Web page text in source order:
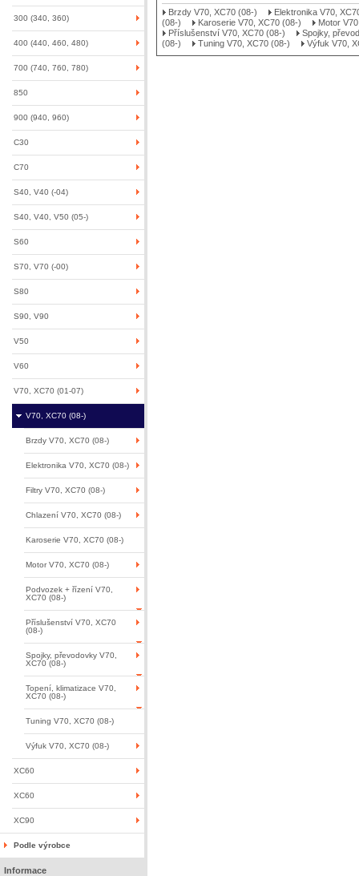
300 (340, 360)
400 (440, 460, 480)
700 (740, 760, 780)
850
900 (940, 960)
C30
C70
S40, V40 (-04)
S40, V40, V50 (05-)
S60
S70, V70 (-00)
S80
S90, V90
V50
V60
V70, XC70 (01-07)
V70, XC70 (08-)
Brzdy V70, XC70 (08-)
Elektronika V70, XC70 (08-)
Filtry V70, XC70 (08-)
Chlazení V70, XC70 (08-)
Karoserie V70, XC70 (08-)
Motor V70, XC70 (08-)
Podvozek + řízení V70,
XC70 (08-)
Příslušenství V70, XC70
(08-)
Spojky, převodovky V70,
XC70 (08-)
Topení, klimatizace V70,
XC70 (08-)
Tuning V70, XC70 (08-)
Výfuk V70, XC70 (08-)
XC60
XC60
XC90
Podle výrobce
Informace
Brzdy V70, XC70 (08-)
Elektronika V70,
(08-)
Karoserie V70, XC70 (08-)
Motor
Příslušenství V70, XC70 (08-)
Spojky,
(08-)
Tuning V70, XC70 (08-) Výfuk V70,